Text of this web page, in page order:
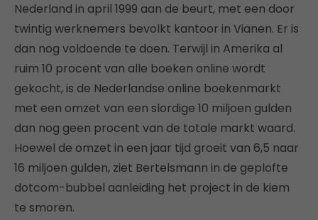
Nederland in april 1999 aan de beurt, met een door
twintig werknemers bevolkt kantoor in Vianen. Er is
dan nog voldoende te doen. Terwijl in Amerika al
ruim 10 procent van alle boeken online wordt
gekocht, is de Nederlandse online boekenmarkt
met een omzet van een slordige 10 miljoen gulden
dan nog geen procent van de totale markt waard.
Hoewel de omzet in een jaar tijd groeit van 6,5 naar
16 miljoen gulden, ziet Bertelsmann in de geplofte
dotcom-bubbel aanleiding het project in de kiem
te smoren.